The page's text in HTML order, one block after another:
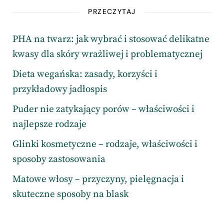
PRZECZYTAJ
PHA na twarz: jak wybrać i stosować delikatne
kwasy dla skóry wrażliwej i problematycznej
Dieta wegańska: zasady, korzyści i
przykładowy jadłospis
Puder nie zatykający porów – właściwości i
najlepsze rodzaje
Glinki kosmetyczne – rodzaje, właściwości i
sposoby zastosowania
Matowe włosy – przyczyny, pielęgnacja i
skuteczne sposoby na blask